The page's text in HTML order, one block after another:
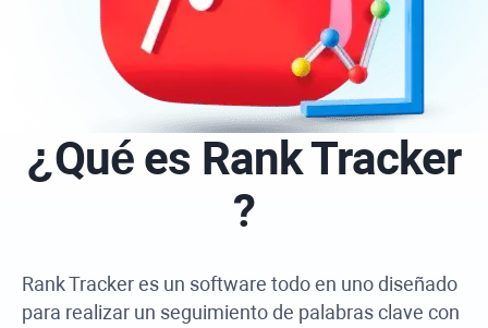
¿Qué es Rank Tracker
?
Rank Trackeres un software todo en uno diseñado
para realizar un seguimiento de palabras clave con